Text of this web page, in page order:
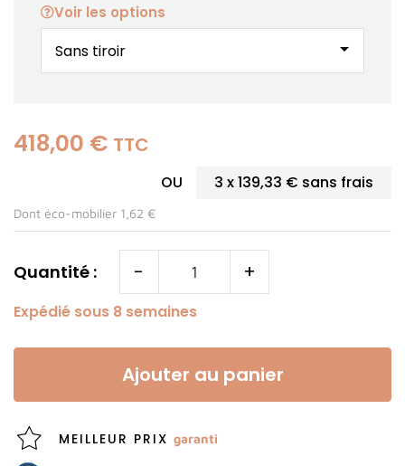
Voir les options
arrow_drop_down
418,00 € TTC
OU 3 x139,33 € sans frais
Dont éco-mobilier 1,62 €
Quantité : - +
Expédié sous 8 semaines
Ajouter au panier
MEILLEUR PRIX garanti